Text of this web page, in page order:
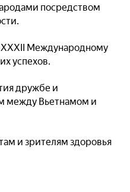
посредством
XXXII Международному
успехов.
дружбе и
между Вьетнамом и
и зрителям здоровья